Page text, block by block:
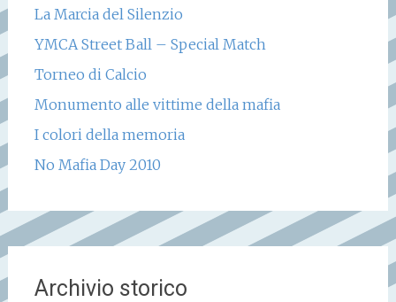
La Marcia del Silenzio
YMCA Street Ball – Special Match
Torneo di Calcio
Monumento alle vittime della mafia
I colori della memoria
No Mafia Day 2010
Archivio storico